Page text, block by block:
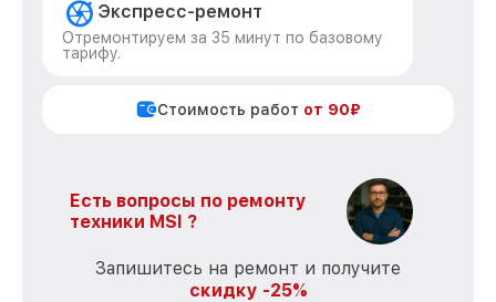
Экспресс-ремонт
Отремонтируем за 35 минут по базовому
тарифу.
Стоимость работ от 90₽
Есть вопросы по ремонту
техники MSI ?
Запишитесь на ремонт и получите
скидку -25%